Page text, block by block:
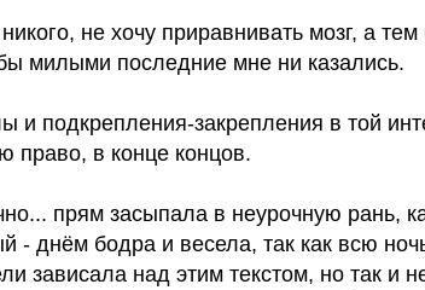
не хочу приравнивать мозг, а
милыми последние мне ни казались.
и подкрепления-закрепления в той
право, в конце концов.
прям засыпала в неурочную рань,
- днём бодра и весела, так как всю
зависала над этим текстом, но так и